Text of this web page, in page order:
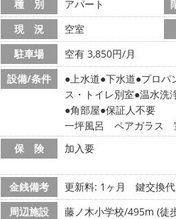
種 別
アパート
現 況
空室
駐車場
空有 3,850円/月
設備/条件
上水道 下水道 プロパ
ス・トイレ別室 温水洗
角部屋 保証人不要
一坪風呂 ペアガラス
保 険
加入要
金銭備考
更新料: 1ヶ月 鍵交換
周辺施設
藤ノ木小学校/495m (徒